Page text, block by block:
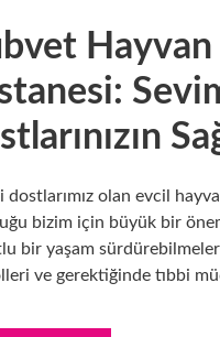
Hayvan
dostlarımız olan evcil
bizim için büyük bir önem
bir yaşam
ve gerektiğinde tıbbi